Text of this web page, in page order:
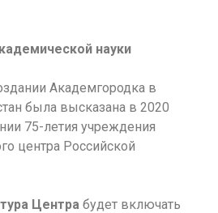
науки
Академгородка в
была высказана в 2020
75-летия учреждения
центра Российской
Центра будет включать